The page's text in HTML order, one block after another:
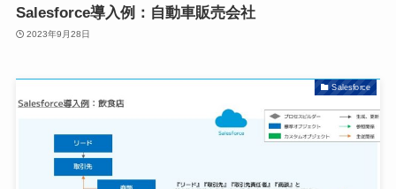
Salesforce導入例：自動車販売会社
2023年9月28日
Salesforce